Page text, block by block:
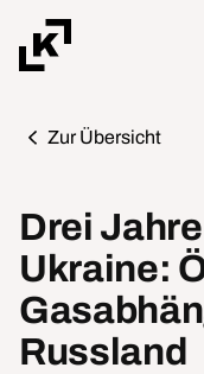
Zur Übersicht
Drei
Ukraine:
Russland